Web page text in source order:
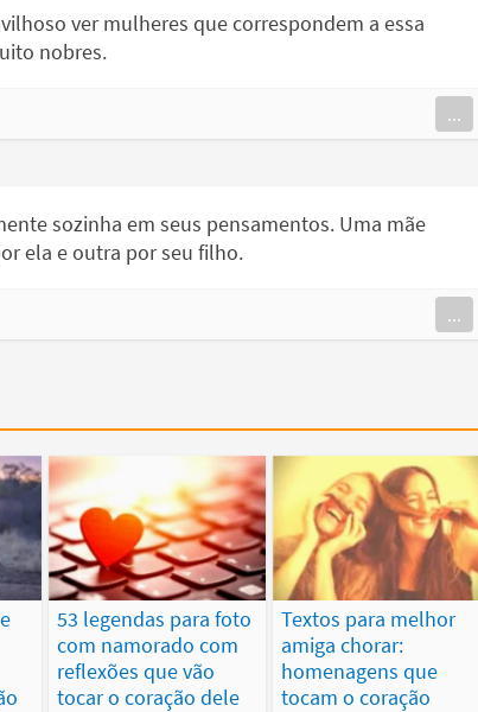
ver mulheres que correspondem a essa
nobres.
...
sozinha em seus pensamentos. Uma mãe
ela e outra por seu filho.
...
53 legendas para foto
com namorado com
reflexões que vão
tocar o coração dele
Textos para melhor
amiga chorar:
homenagens que
tocam o coração